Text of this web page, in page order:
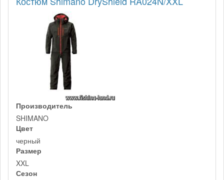
Производитель
SHIMANO
Цвет
черный
Размер
XXL
Сезон